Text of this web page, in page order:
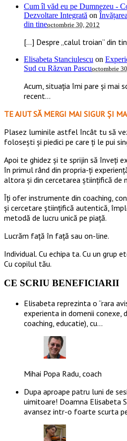
Cum îl văd eu pe Dumnezeu -
Dezvoltare Integrată on
din tineoctombrie 30, 2012
[…] Despre „calul troian” din
Elisabeta Stanciulescu on
Sud cu Răzvan Pascuoctombrie
Acum, situația îmi pare și mai
recent...
TE AJUT SĂ MERGI MAI SIGUR ȘI
​​Plasez luminile astfel încât tu să
folosești și piedici pe care ți le pui
Apoi te ghidez și te sprijin să înveți
în primul rând din propria-ți
altora și din cercetarea științifică de
Îți ofer instrumente din coaching,
și cercetare științifică autentică,
metodă de lucru unică pe piață.
Lucrăm față în față sau on-line.
Individual. Cu echipa ta. Cu un grup
Cu copilul tău.
CE SCRIU BENEFICIARII
Elisabeta reprezinta o “rara
experienta in domenii conexe,
coaching, educatie), cu…
Mihai Popa Radu, coach
Dupa aproape patru luni de
uimitoare! Doamna Elisabeta
avansez intr-o foarte scurta